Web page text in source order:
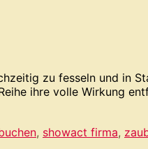
zu fesseln und in
ihre volle Wirkung
, showact firma,